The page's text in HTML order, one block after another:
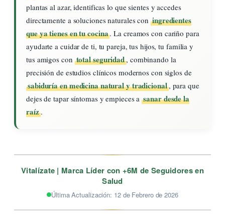
plantas al azar, identificas lo que sientes y accedes
directamente a soluciones naturales con ingredientes
que ya tienes en tu cocina. La creamos con cariño para
ayudarte a cuidar de ti, tu pareja, tus hijos, tu familia y
tus amigos con total seguridad, combinando la
precisión de estudios clínicos modernos con siglos de
sabiduría en medicina natural y tradicional, para que
dejes de tapar síntomas y empieces asanar desde la
raíz.
Vitalízate | Marca Líder con +6M de Seguidores en
Salud
Última Actualización: 12 de Febrero de 2026